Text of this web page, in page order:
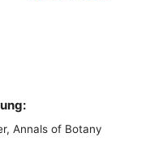
Annals of Botany